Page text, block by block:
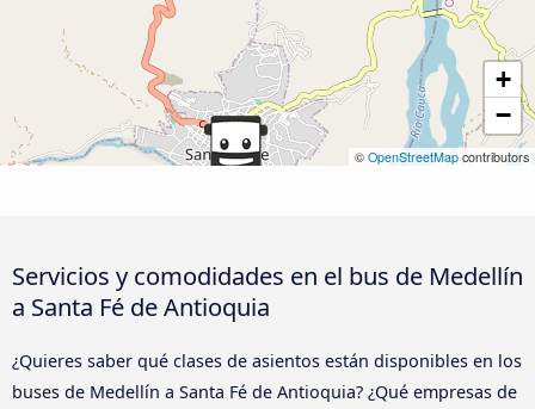
+
−
© OpenStreetMap contributors
Servicios y comodidades en el bus de Medellín
a Santa Fé de Antioquia
¿Quieres saber qué clases de asientos están disponibles en los
buses de Medellín a Santa Fé de Antioquia? ¿Qué empresas de